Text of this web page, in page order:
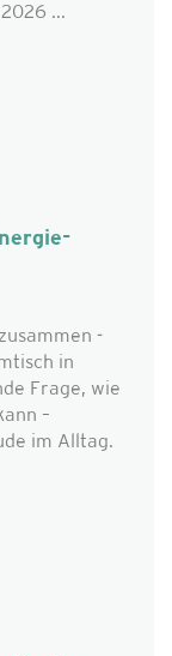
...
-
in
Frage, wie
–
im Alltag.